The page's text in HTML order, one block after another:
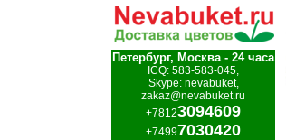
Петербург, Москва - 24 часа
ICQ: 583-583-045,
Skype: nevabuket,
zakaz@nevabuket.ru
+78123094609
+74997030420